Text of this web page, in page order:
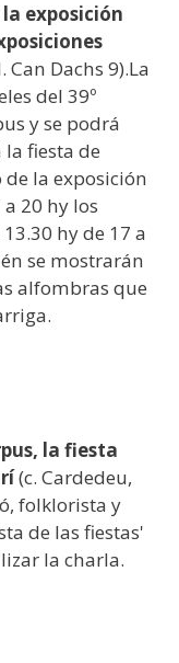
exposición
Can Dachs 9).La
del 39º
y se podrá
fiesta de
la exposición
20 hy los
hy de 17 a
se mostrarán
alfombras que
la fiesta
(c. Cardedeu,
folklorista y
de las fiestas'
la charla.